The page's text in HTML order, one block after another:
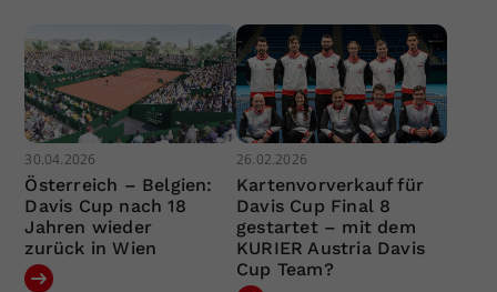
30.04.2026
Österreich – Belgien:
Davis Cup nach 18
Jahren wieder
zurück in Wien
26.02.2026
Kartenvorverkauf für
Davis Cup Final 8
gestartet – mit dem
KURIER Austria Davis
Cup Team?